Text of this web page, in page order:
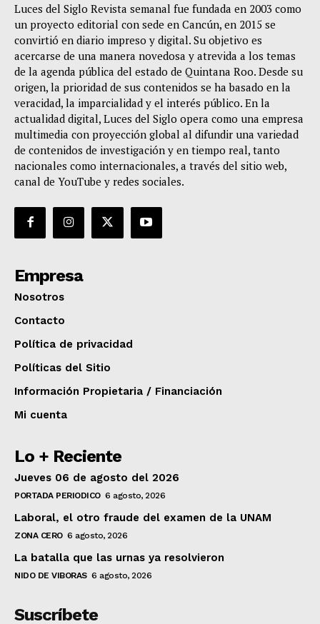
Luces del Siglo Revista semanal fue fundada en 2003 como
un proyecto editorial con sede en Cancún, en 2015 se
convirtió en diario impreso y digital. Su objetivo es
acercarse de una manera novedosa y atrevida a los temas
de la agenda pública del estado de Quintana Roo. Desde su
origen, la prioridad de sus contenidos se ha basado en la
veracidad, la imparcialidad y el interés público. En la
actualidad digital, Luces del Siglo opera como una empresa
multimedia con proyección global al difundir una variedad
de contenidos de investigación y en tiempo real, tanto
nacionales como internacionales, a través del sitio web,
canal de YouTube y redes sociales.
Empresa
Nosotros
Contacto
Política de privacidad
Políticas del Sitio
Información Propietaria / Financiación
Mi cuenta
Lo + Reciente
Jueves 06 de agosto del 2026
PORTADA PERIODICO 6 agosto, 2026
Laboral, el otro fraude del examen de la UNAM
ZONA CERO 6 agosto, 2026
La batalla que las urnas ya resolvieron
NIDO DE VIBORAS 6 agosto, 2026
Suscríbete